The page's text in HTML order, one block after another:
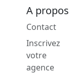
A propos
Contact
Inscrivez
votre
agence